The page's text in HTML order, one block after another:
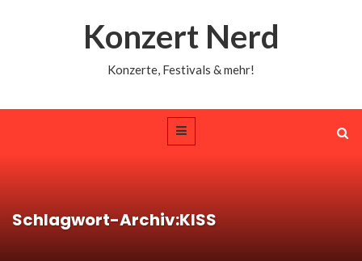
Konzert Nerd
Konzerte, Festivals & mehr!
Schlagwort-Archiv:KISS